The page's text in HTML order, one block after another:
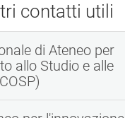
contatti utili
di Ateneo per
allo Studio e alle